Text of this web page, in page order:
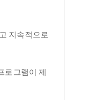
지속적으로
로그램이 제